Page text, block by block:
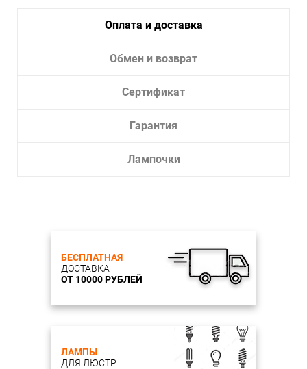
Оплата и доставка
Обмен и возврат
Сертификат
Гарантия
Лампочки
БЕСПЛАТНАЯ
ДОСТАВКА
ОТ 10000 РУБЛЕЙ
ЛАМПЫ
ДЛЯ ЛЮСТР